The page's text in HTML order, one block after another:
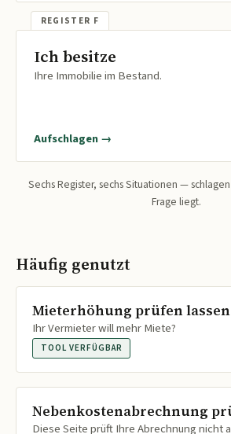
Ich besitze
Ihre Immobilie im Bestand.
Aufschlagen →
Sechs Register, sechs Situationen —
Frage liegt.
Häufig genutzt
Mieterhöhung prüfen lassen
Ihr Vermieter will mehr Miete?
TOOL VERFÜGBAR
Nebenkostenabrechnung
Diese Seite prüft Ihre Abrechnung nicht